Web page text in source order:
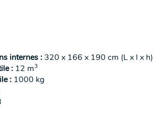
internes : 320 x 166 x 190 cm (L x l x h)
: 12 m3
: 1000 kg